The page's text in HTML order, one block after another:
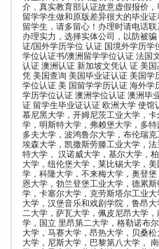
介，真实教育部认证故意虚假报价
留学学生做和原版差异很大的毕业
留学生，请多留心！办理时请电话
办理实力，选择实体公司，以防被
证/国外学历学位 认证 国境外学历
学位认证书/澳洲留学学位认证 法国
认证 澳洲认证 新加坡文凭认 证 美
凭 美国查询 美国毕业证认证 美国
学位认证 美 国留学学历认证 海外
学历学位认证 澳洲学位认证 澳洲毕
证 留学生毕业证认证 欧洲大学 使馆
慕尼黑大学，开姆尼茨工业大学，
学，明斯特大学，弗赖堡大学，多
多夫大学，波鸿鲁尔大学，布伦瑞
埃森大学，凯撒斯劳滕工业大学，
特大学， 汉诺威大学，基尔大学，
大学，纽伦堡大学，莱比锡大学，
学，科隆大学，不来梅大学，奥登
恩大学，勃兰登堡工业大学，德累
学，卡塞尔大学，克劳斯塔尔工业
大学，汉堡音乐和戏剧学院，鲁昂
二大学，萨瓦大学，佩皮尼昂大学
学，国立 里昂第二大学，格勒诺布
大学，马赛大学，昂热大学，贝桑
大学，尼斯大学，巴黎第八大学，